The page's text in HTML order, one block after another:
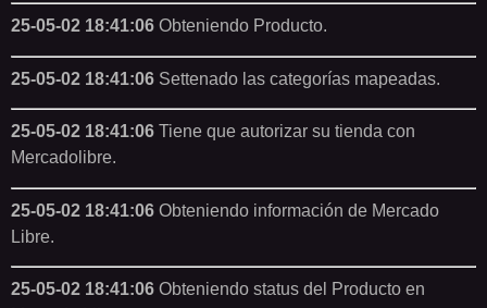
25-05-02 18:41:06 Obteniendo Producto.
25-05-02 18:41:06 Settenado las categorías mapeadas.
25-05-02 18:41:06 Tiene que autorizar su tienda con
Mercadolibre.
25-05-02 18:41:06 Obteniendo información de Mercado
Libre.
25-05-02 18:41:06 Obteniendo status del Producto en